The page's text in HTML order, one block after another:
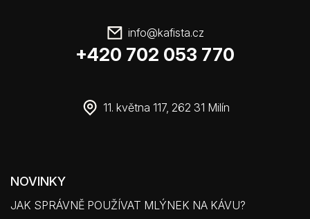
info@kafista.cz
+420 702 053 770
11. května 117, 262 31 Milín
NOVINKY
JAK SPRÁVNĚ POUŽÍVAT MLÝNEK NA KÁVU?